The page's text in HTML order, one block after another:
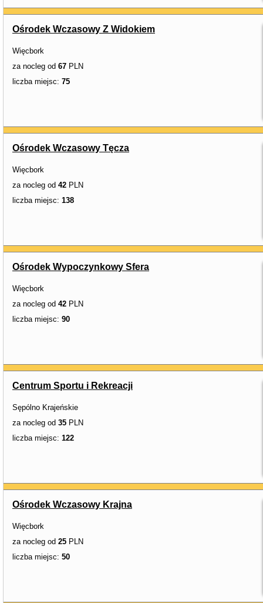
Ośrodek Wczasowy Z Widokiem
Więcbork
za nocleg od 67 PLN
liczba miejsc: 75
Ośrodek Wczasowy Tęcza
Więcbork
za nocleg od 42 PLN
liczba miejsc: 138
Ośrodek Wypoczynkowy Sfera
Więcbork
za nocleg od 42 PLN
liczba miejsc: 90
Centrum Sportu i Rekreacji
Sępólno Krajeńskie
za nocleg od 35 PLN
liczba miejsc: 122
Ośrodek Wczasowy Krajna
Więcbork
za nocleg od 25 PLN
liczba miejsc: 50